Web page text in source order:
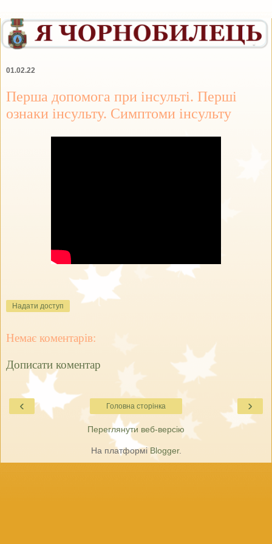
01.02.22
Перша допомога при інсульті. Перші
ознаки інсульту. Симптоми інсульту
Надати доступ
Немає коментарів:
Дописати коментар
‹ ›
Головна сторінка
Переглянути веб-версію
На платформі Blogger.